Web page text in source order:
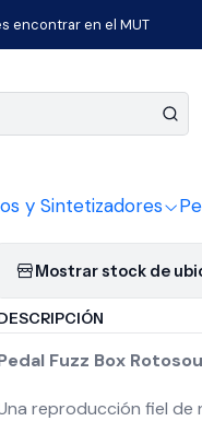
y Sintetizadores
encontrar en el MUT
guitarra Pedal Fuzz
Agregar a la lista
Mostrar stock de
Fuzz Box
reproducción fiel de